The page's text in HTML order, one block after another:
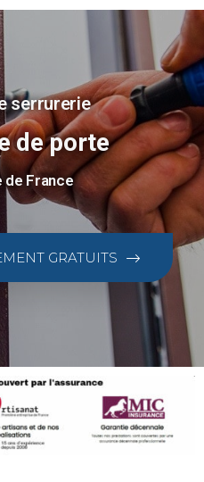
serrurerie
de porte
de France
GRATUITS